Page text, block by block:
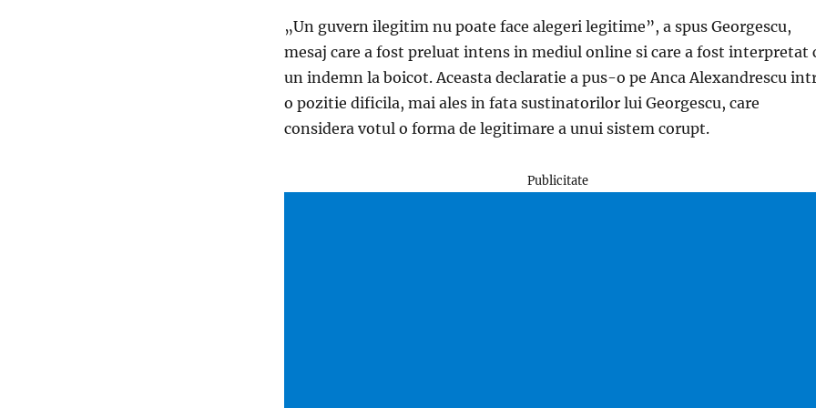
„Un guvern ilegitim nu poate face alegeri legitime”, a spus Georgescu,
mesaj care a fost preluat intens in mediul online si care a fost interpretat
un indemn la boicot. Aceasta declaratie a pus-o pe Anca Alexandrescu
o pozitie dificila, mai ales in fata sustinatorilor lui Georgescu, care
considera votul o forma de legitimare a unui sistem corupt.
Publicitate